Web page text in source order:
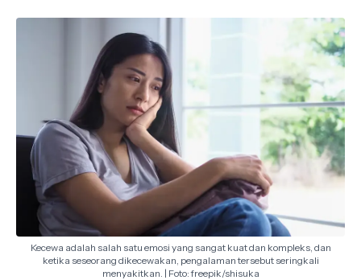
Kecewa adalah salah satu emosi yang sangat kuat dan kompleks, dan
ketika seseorang dikecewakan, pengalaman tersebut seringkali
menyakitkan. | Foto: freepik/shisuka